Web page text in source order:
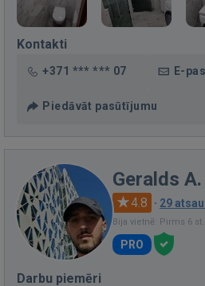
Kontakti
+371 *** *** 07 E-
Piedāvāt pasūtījumu
Geralds A.
4.8 · 29
Bija vietnē: Pirms 6 st.
PRO
Darbu piemēri